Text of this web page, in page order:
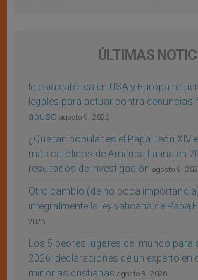
ÚLTIMAS
Iglesia católica en USA y Europa
legales para actuar contra denuncias
abuso agosto 9, 2026
¿Qué tan popular es el Papa León XIV
más católicos de América Latina en
resultados de investigación agosto 9,
Otro cambio (de no poca
integralmente la ley vaticana de Papa
2026
Los 5 peores lugares del mundo para
2026: declaraciones de un experto en
minorías cristianas agosto 8, 2026